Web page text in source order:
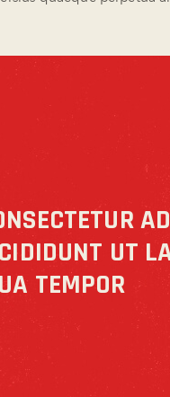
UT
TEMPOR